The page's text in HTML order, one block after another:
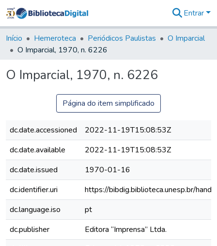
&
Coleções
Tudo na
Digital
Entrar
Início Hemeroteca Periódicos Paulistas
O Imparcial
O Imparcial, 1970, n. 6226
O Imparcial, 1970, n. 6226
Página do item simplificado
dc.date.accessioned
2022-11-19T15:08:53Z
dc.date.available
2022-11-19T15:08:53Z
dc.date.issued
1970-01-16
dc.identifier.uri
https://bibdig.biblioteca.unesp.br/
dc.language.iso
pt
dc.publisher
Editora “Imprensa” Ltda.